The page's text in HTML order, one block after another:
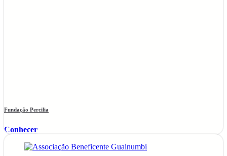
Fundação Percilia
Conhecer